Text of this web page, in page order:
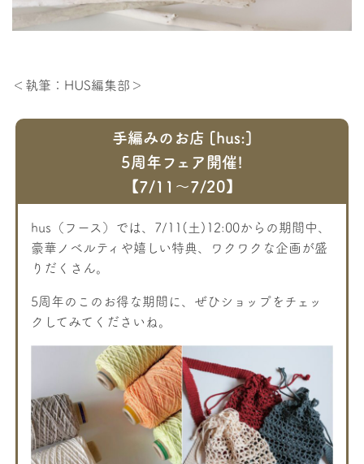
＜執筆：HUS編集部＞
手編みのお店 [hus:]
5周年フェア開催!
【7/11〜7/20】
hus（フース）では、7/11(土)12:00からの期間中、
豪華ノベルティや嬉しい特典、ワクワクな企画が盛
りだくさん。
5周年のこのお得な期間に、ぜひショップをチェッ
クしてみてくださいね。